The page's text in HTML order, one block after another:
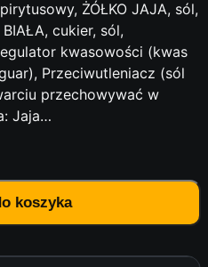
ŻÓŁKO JAJA, sól,
cukier, sól,
kwasowości (kwas
Przeciwutleniacz (sól
przechowywać w
Jaja…
koszyka